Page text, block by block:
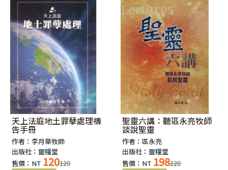
天上法庭地土罪孽處理禱
告手冊
作者：李月華牧師
出版社：靈糧堂
售價：NT 120120
聖靈六講：聽區永亮牧師
談說聖靈
作者：區永亮
出版社：靈糧堂
售價：NT 198220